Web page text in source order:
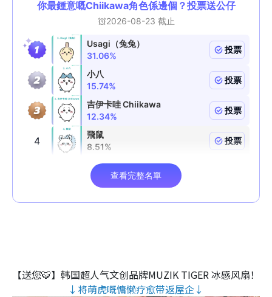
【送您🐯】韩国超人气文创品牌MUZIK TIGER 冰感风扇！
↓将萌虎嘅慵懒疗愈带返屋企↓